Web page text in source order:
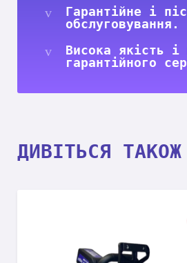
Гарантійне і
обслуговування.
Висока якість і
гарантійного
ДИВІТЬСЯ ТАКОЖ